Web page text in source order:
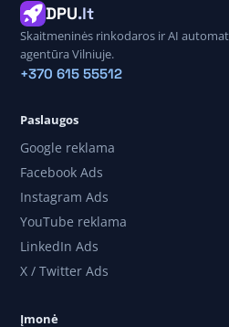
DPU.lt
Skaitmeninės rinkodaros ir AI
agentūra Vilniuje.
+370 615 55512
Paslaugos
Google reklama
Facebook Ads
Instagram Ads
YouTube reklama
LinkedIn Ads
X / Twitter Ads
Įmonė